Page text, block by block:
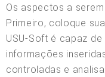
Os aspectos a
Primeiro, coloque
USU-Soft é capaz
informações
controladas e